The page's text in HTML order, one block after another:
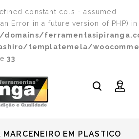
constant cols - assumed
Error in a future version of PHP) in
domains/
templatemela/
33
MARCENEIRO EM PLASTICO